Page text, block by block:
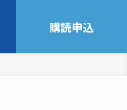
購読申込